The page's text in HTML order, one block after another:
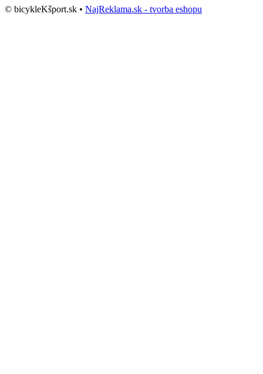
© bicykleKšport.sk • NajReklama.sk - tvorba eshopu